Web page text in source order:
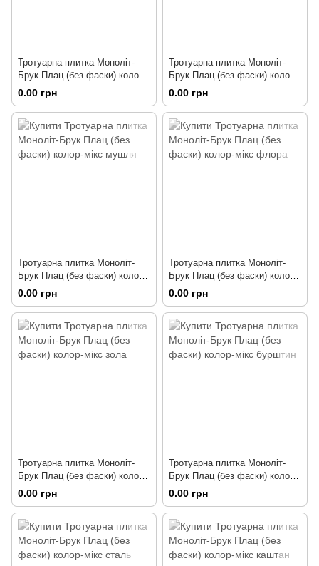
Тротуарна плитка Моноліт-
Брук Плац (без фаски) колор-
мікс граніт
0.00 грн
Тротуарна плитка Моноліт-
Брук Плац (без фаски) колор-
мікс кора
0.00 грн
Тротуарна плитка Моноліт-
Брук Плац (без фаски) колор-
мікс мушля
0.00 грн
Тротуарна плитка Моноліт-
Брук Плац (без фаски) колор-
мікс флора
0.00 грн
Тротуарна плитка Моноліт-
Брук Плац (без фаски) колор-
мікс зола
0.00 грн
Тротуарна плитка Моноліт-
Брук Плац (без фаски) колор-
мікс бурштин
0.00 грн